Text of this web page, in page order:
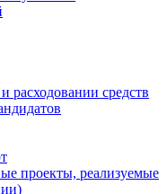
расходовании средств
проекты, реализуемые